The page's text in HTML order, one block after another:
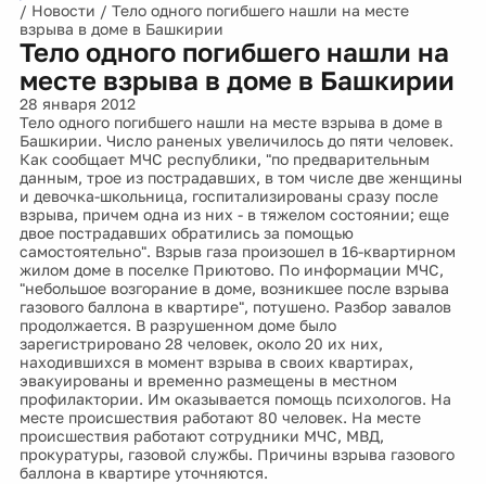
/ Новости / Тело одного погибшего нашли на месте
взрыва в доме в Башкирии
Тело одного погибшего нашли на
месте взрыва в доме в Башкирии
28 января 2012
Тело одного погибшего нашли на месте взрыва в доме в
Башкирии. Число раненых увеличилось до пяти человек.
Как сообщает МЧС республики, "по предварительным
данным, трое из пострадавших, в том числе две женщины
и девочка-школьница, госпитализированы сразу после
взрыва, причем одна из них - в тяжелом состоянии; еще
двое пострадавших обратились за помощью
самостоятельно". Взрыв газа произошел в 16-квартирном
жилом доме в поселке Приютово. По информации МЧС,
"небольшое возгорание в доме, возникшее после взрыва
газового баллона в квартире", потушено. Разбор завалов
продолжается. В разрушенном доме было
зарегистрировано 28 человек, около 20 их них,
находившихся в момент взрыва в своих квартирах,
эвакуированы и временно размещены в местном
профилактории. Им оказывается помощь психологов. На
месте происшествия работают 80 человек. На месте
происшествия работают сотрудники МЧС, МВД,
прокуратуры, газовой службы. Причины взрыва газового
баллона в квартире уточняются.